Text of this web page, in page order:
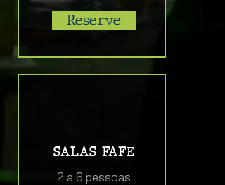
Reserve
SALAS FAFE
2 a 6 pessoas